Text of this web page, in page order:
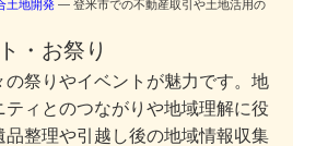
土地開発 — 登米市での不動産取引や土地活用の
・お祭り
の祭りやイベントが魅力です。地
ティとのつながりや地域理解に役
品整理や引越し後の地域情報収集